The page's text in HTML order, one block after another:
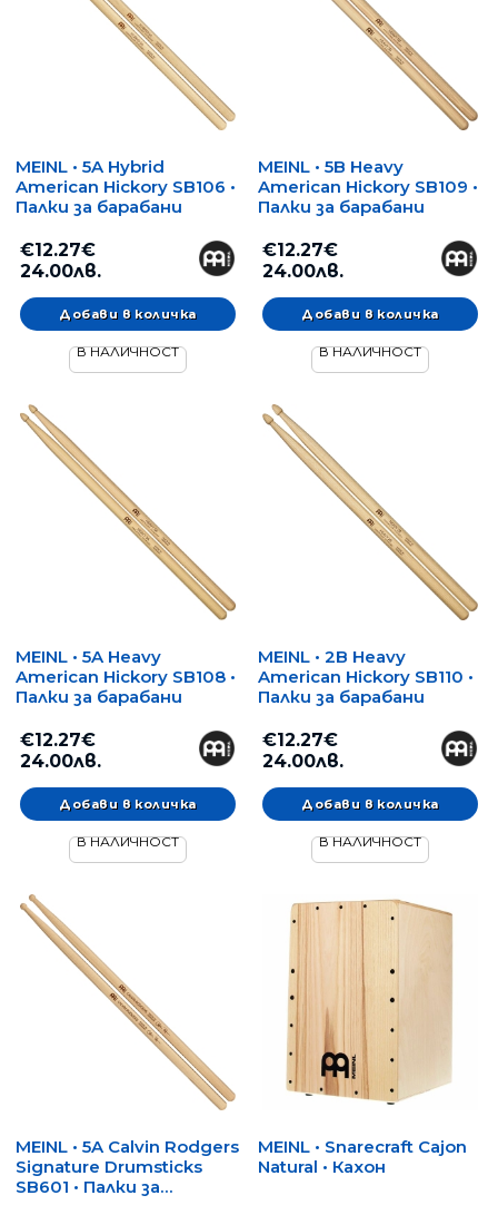
MEINL • 5A Hybrid
American Hickory SB106 •
Палки за барабани
€12.27€
24.00лв.
В НАЛИЧНОСТ
MEINL • 5B Heavy
American Hickory SB109 •
Палки за барабани
€12.27€
24.00лв.
В НАЛИЧНОСТ
MEINL • 5A Heavy
American Hickory SB108 •
Палки за барабани
€12.27€
24.00лв.
В НАЛИЧНОСТ
MEINL • 2B Heavy
American Hickory SB110 •
Палки за барабани
€12.27€
24.00лв.
В НАЛИЧНОСТ
MEINL • 5A Calvin Rodgers
Signature Drumsticks
SB601 • Палки за
MEINL • Snarecraft Cajon
Natural • Кахон